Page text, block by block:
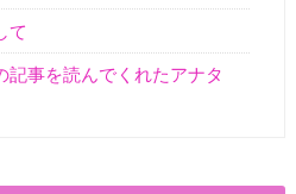
て
記事を読んでくれたアナタ